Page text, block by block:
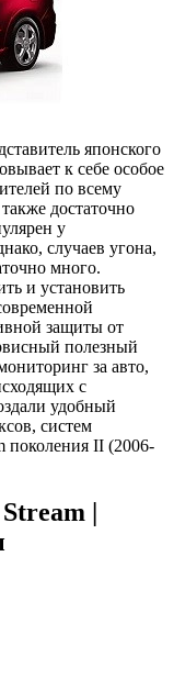
японского
к себе особое
по всему
достаточно
у
случаев угона,
много.
и установить
защиты от
полезный
за авто,
с
удобный
систем
поколения II (2006-
|